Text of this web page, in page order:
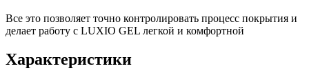
Все это позволяет точно контролировать процесс покрытия и
делает работу с LUXIO GEL легкой и комфортной
Характеристики